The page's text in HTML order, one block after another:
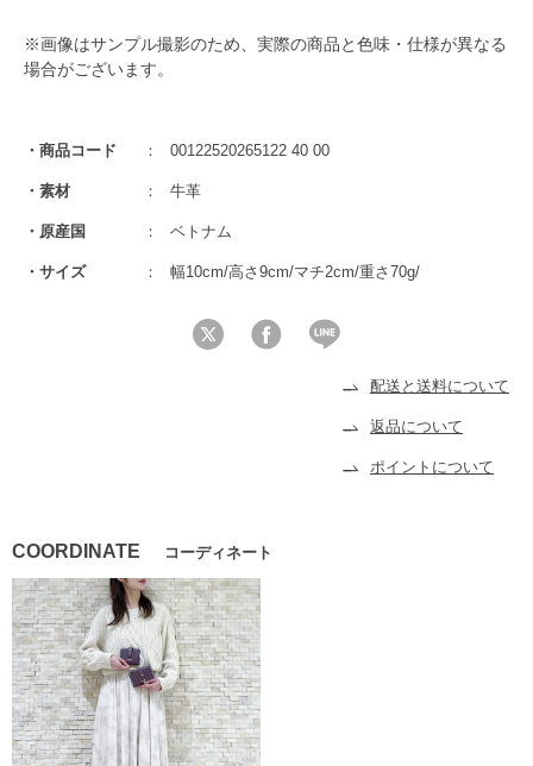
商品コード 00122520265122 40 00
素材 牛革
原産国 ベトナム
サイズ 幅10cm/高さ9cm/マチ2cm/重さ70g/
配送と送料について
返品について
ポイントについて
COORDINATE コーディネート
※画像はサンプル撮影のため、実際の商品と色味・仕様が異なる
場合がございます。